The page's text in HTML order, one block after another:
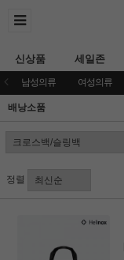
신상품 세일존
남성의류 여성의류
배낭소품
정렬